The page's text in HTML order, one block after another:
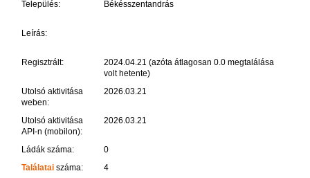
Település:
Békésszentandrás
Leírás:
Regisztrált:
2024.04.21 (azóta átlagosan 0.0 megtalálása
volt hetente)
Utolsó aktivitása
weben:
2026.03.21
Utolsó aktivitása
API-n (mobilon):
2026.03.21
Ládák száma:
0
Találataiszáma:
4